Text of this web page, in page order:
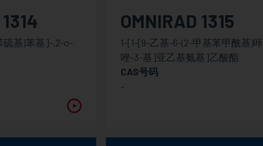
硫基)苯基]-,2-o-
OMNIRAD 1315
1-[1-[9-乙基-6-(2-甲基苯甲酰基)咔
唑-3-基]亚乙基氨基]乙酸酯
CAS号码
-